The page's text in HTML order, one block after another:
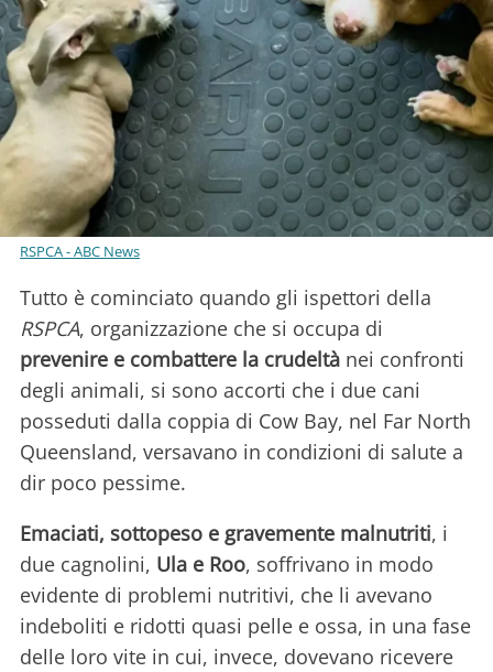
RSPCA - ABC News
Tutto è cominciato quando gli ispettori della
RSPCA, organizzazione che si occupa di
prevenire e combattere la crudeltà nei confronti
degli animali, si sono accorti che i due cani
posseduti dalla coppia di Cow Bay, nel Far North
Queensland, versavano in condizioni di salute a
dir poco pessime.
Emaciati, sottopeso e gravemente malnutriti, i
due cagnolini, Ula e Roo, soffrivano in modo
evidente di problemi nutritivi, che li avevano
indeboliti e ridotti quasi pelle e ossa, in una fase
delle loro vite in cui, invece, dovevano ricevere